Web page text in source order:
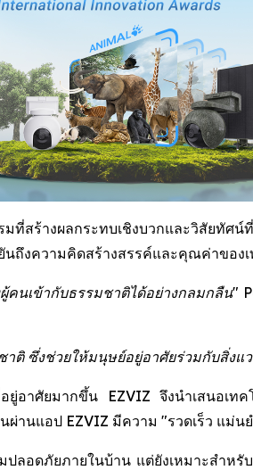
สร้างผลกระทบเชิงบวกและวิสัยทัศ
นถึงความคิดสร้างสรรค์และคุณค่าขอ
คนเข้ากับธรรมชาติได้อย่างกลมกลืน"
ติ ซึ่งช่วยให้มนุษย์อยู่อาศัยร่วมกับสิ่ง
อยู่อาศัยมากขึ้น EZVIZ จึงนำเสน
ผ่านแอป EZVIZ มีความ "รวดเร็ว แ
ปลอดภัยภายในบ้าน แต่ยังเหมาะสำ